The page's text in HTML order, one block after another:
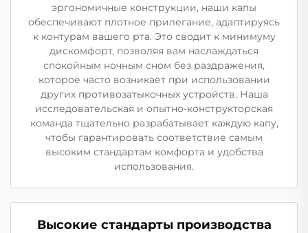
эргономичные конструкции, наши капы
обеспечивают плотное прилегание, адаптируясь
к контурам вашего рта. Это сводит к минимуму
дискомфорт, позволяя вам наслаждаться
спокойным ночным сном без раздражения,
которое часто возникает при использовании
других противозатыкочных устройств. Наша
исследовательская и опытно-конструкторская
команда тщательно разрабатывает каждую капу,
чтобы гарантировать соответствие самым
высоким стандартам комфорта и удобства
использования.
Высокие стандарты производства